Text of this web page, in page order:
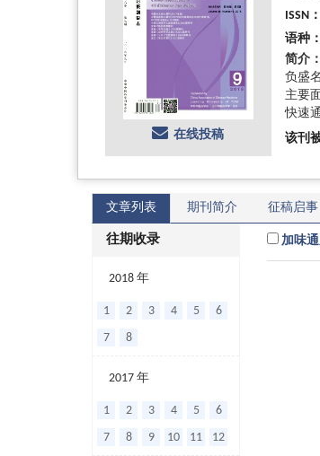
在线投稿
ISSN：
语种：
简介：
负盛
主要
快速
该刊
文章列表 期刊简介 征稿启事
往期收录
2018 年
1 2 3 4 5
6
7
8
2017 年
1 2 3 4 5
6
7
8 9 10 11 12
加味